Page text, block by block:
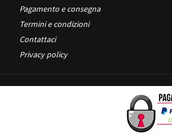
Pagamento e consegna
Termini e condizioni
Contattaci
Privacy policy